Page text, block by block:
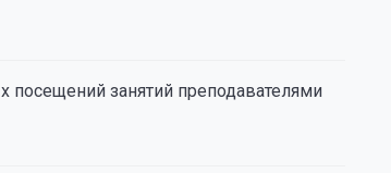
занятий преподавателями